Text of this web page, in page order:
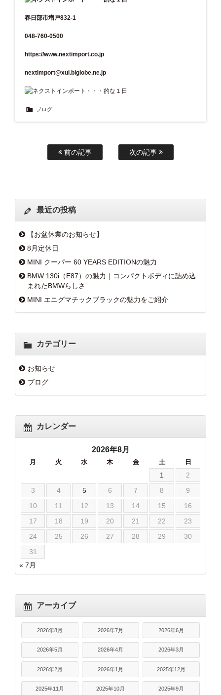
春日部市増戸832-1
048-760-0500
https://www.nextimport.co.jp
nextimport@xui.biglobe.ne.jp
ブログ
前の記事 次の記事
最近の投稿
【お盆休業のお知らせ】
8月定休日
MINI クーパー 60 YEARS EDITIONの魅力
BMW 130i（E87）の魅力｜コンパクトボディに詰め込
まれたBMWらしさ
MINI エニグマチックブラックの魅力をご紹介
カテゴリー
お知らせ
ブログ
カレンダー
2026年8月
月 火 水 木 金 土 日
1
2
3
4 5 6 7 8
9
10
11 12 13 14 15
16
17
18 19 20 21 22
23
24
25 26 27 28 29
30
31
« 7月
アーカイブ
2026年8月 2026年7月 2026年6月
2026年5月 2026年4月 2026年3月
2026年2月 2026年1月 2025年12月
2025年11月 2025年10月 2025年9月